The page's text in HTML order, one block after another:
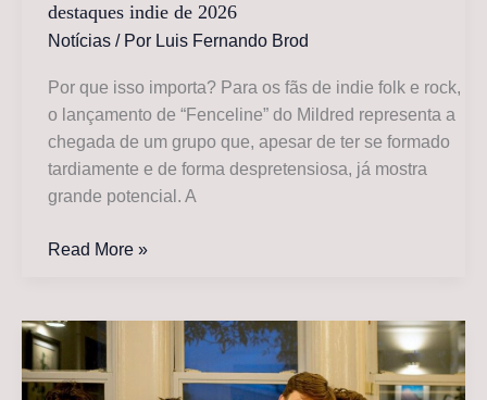
destaques indie de 2026
Notícias / Por Luis Fernando Brod
Por que isso importa? Para os fãs de indie folk e rock,
o lançamento de “Fenceline” do Mildred representa a
chegada de um grupo que, apesar de ter se formado
tardiamente e de forma despretensiosa, já mostra
grande potencial. A
Mildred
de
estreia
“Fenceline”,
Read More »